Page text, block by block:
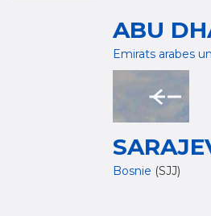
ABU
Emirats arabes
Bosnie (SJJ)